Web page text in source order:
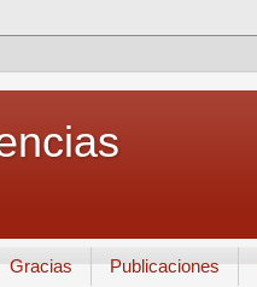
Gracias Publicaciones